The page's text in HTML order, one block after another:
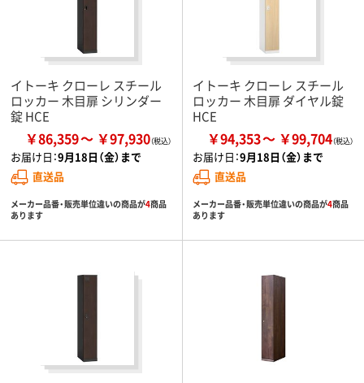
イトーキ クローレ スチール
ロッカー 木目扉 シリンダー
錠 HCE
￥86,359 ￥97,930
お届け日：9月18日（金）まで
直送品
メーカー品番・販売単位違いの商品が4商品
あります
イトーキ クローレ スチール
ロッカー 木目扉 ダイヤル錠
HCE
￥94,353 ￥99,704
お届け日：9月18日（金）まで
直送品
メーカー品番・販売単位違いの商品が4商品
あります